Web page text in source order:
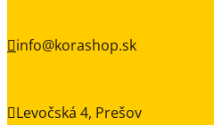
info@korashop.sk
Levočská 4, Prešov